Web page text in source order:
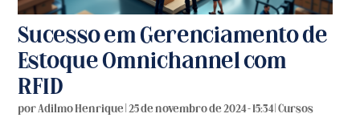
Sucesso em Gerenciamento de
Estoque Omnichannel com
RFID
porAdilmo Henrique|25 de novembro de 2024 - 15:34|Cursos